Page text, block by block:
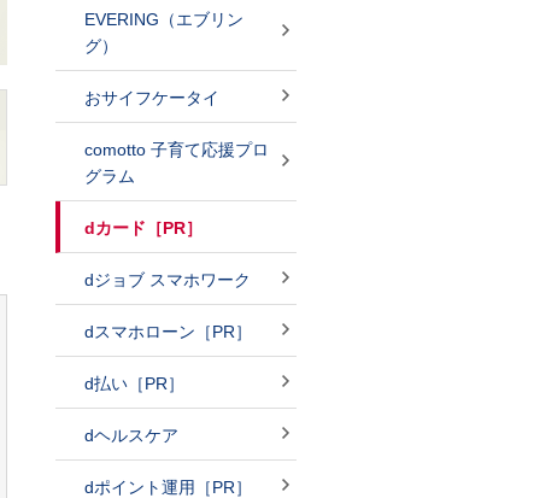
EVERING（エブリン
グ）
おサイフケータイ
comotto 子育て応援プロ
グラム
dカード［PR］
dジョブ スマホワーク
dスマホローン［PR］
d払い［PR］
dヘルスケア
dポイント運用［PR］